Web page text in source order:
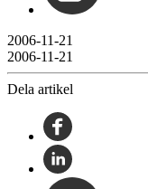
2006-11-21
2006-11-21
Dela artikel